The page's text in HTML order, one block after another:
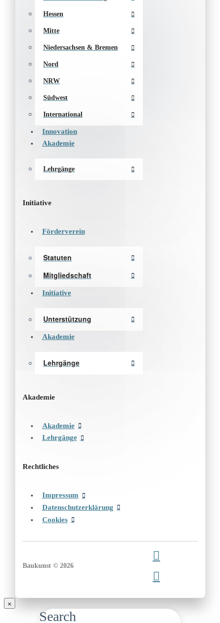
Hessen
Mitte
Niedersachsen & Bremen
Nord
NRW
Südwest
International
Innovation
Akademie
Lehrgänge
Initiative
Förderverein
Statuten
Mitgliedschaft
Initiative
Unterstützung
Akademie
Lehrgänge
Akademie
Akademie
Lehrgänge
Rechtliches
Impressum
Datenschutzerklärung
Cookies
Baukunst © 2026
Search